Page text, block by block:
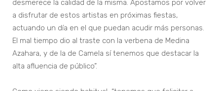
desmerece la calidad de la misma. Apostamos por volver
a disfrutar de estos artistas en próximas fiestas,
actuando un día en el que puedan acudir más personas.
El mal tiempo dio al traste con la verbena de Medina
Azahara, y de la de Camela sí tenemos que destacar la
alta afluencia de público”.